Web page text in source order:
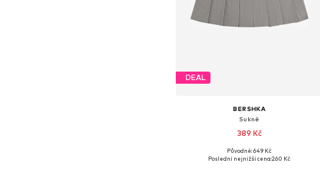
DEAL
BERSHKA
Sukně
389 Kč
Dostupné velikosti: 36, 38, 40, 42, 44
Původně: 649 Kč
Poslední nejnižší cena:260 Kč